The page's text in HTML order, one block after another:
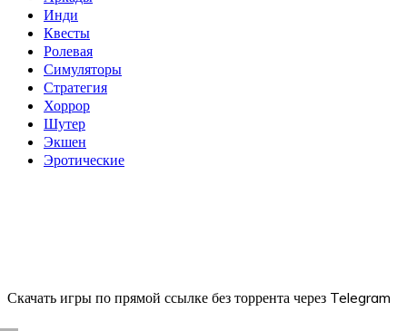
Инди
Квесты
Ролевая
Симуляторы
Стратегия
Хоррор
Шутер
Экшен
Эротические
Скачать игры по прямой ссылке без торрента через Telegram